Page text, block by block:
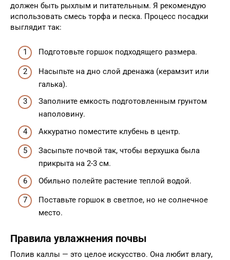
должен быть рыхлым и питательным. Я рекомендую
использовать смесь торфа и песка. Процесс посадки
выглядит так:
Подготовьте горшок подходящего размера.
Насыпьте на дно слой дренажа (керамзит или
галька).
Заполните емкость подготовленным грунтом
наполовину.
Аккуратно поместите клубень в центр.
Засыпьте почвой так, чтобы верхушка была
прикрыта на 2-3 см.
Обильно полейте растение теплой водой.
Поставьте горшок в светлое, но не солнечное
место.
Правила увлажнения почвы
Полив каллы — это целое искусство. Она любит влагу,